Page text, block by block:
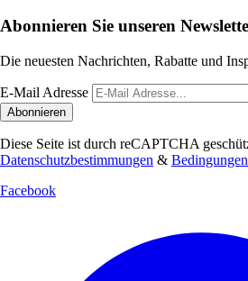
Abonnieren Sie unseren
Die neuesten Nachrichten, Rabatte und
E-Mail Adresse
Abonnieren
Diese Seite ist durch reCAPTCHA
Datenschutzbestimmungen &
Facebook